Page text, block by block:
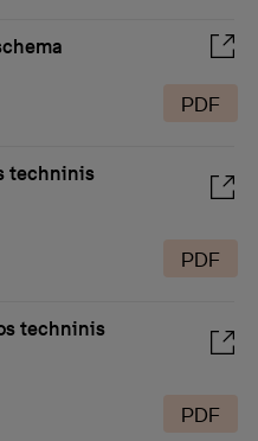
PDF
techninis
PDF
techninis
PDF